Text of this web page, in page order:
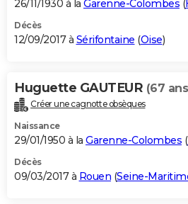
26/11/1930 à la Garenne-Colombes (
Décès
12/09/2017 à Sérifontaine (Oise)
Huguette GAUTEUR (67
Créer une cagnotte obsèques
Naissance
29/01/1950 à la Garenne-Colombes (
Décès
09/03/2017 à Rouen (Seine-